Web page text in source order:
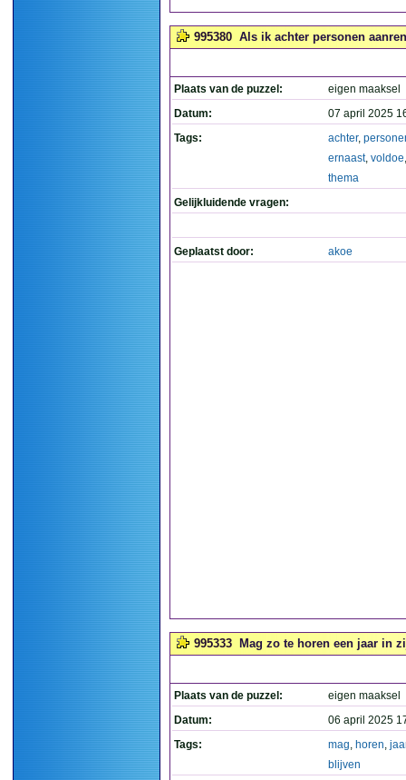
995380 Als ik achter personen
Plaats van de puzzel:
eigen maaksel
Datum:
07 april 2025
Tags:
achter,
ernaast, voldoe
thema
Gelijkluidende vragen:
Geplaatst door: akoe
995333 Mag zo te horen een jaar in
Plaats van de puzzel:
eigen maaksel
Datum:
06 april 2025
Tags:
mag, horen,
blijven